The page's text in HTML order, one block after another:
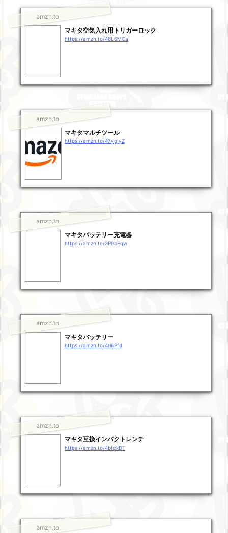
amzn.to
マキタ空気入れ用トリガーロック
https://amzn.to/46L6MCa
amzn.to
マキタマルチツール
https://amzn.to/47ygIyZ
amzn.to
マキタバッテリー充電器
https://amzn.to/3P0bEgw
amzn.to
マキタバッテリー
https://amzn.to/4rl6Pfd
amzn.to
マキタ互換インパクトレンチ
https://amzn.to/4btckDT
amzn.to